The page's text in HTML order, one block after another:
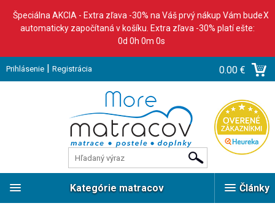
Špeciálna AKCIA - Extra zľava -30% na Váš prvý nákup Vám bude
automaticky započítaná v košíku. Extra zľava -30% platí ešte:
0d 0h 0m 0s
X
Prihlásenie | Registrácia 0.00 €
Články
Kategórie matracov